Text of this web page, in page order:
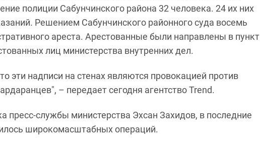
полиции Сабунчинского района 32 человека. 24 их них
Решением Сабунчинского районного суда восемь
ареста. Арестованные были направлены в пункт
лиц министерства внутренних дел.
эти надписи на стенах являются провокацией против
– передает сегодня агентство Trend.
пресс-службы министерства Эхсан Захидов, в последние
широкомасштабных операций.